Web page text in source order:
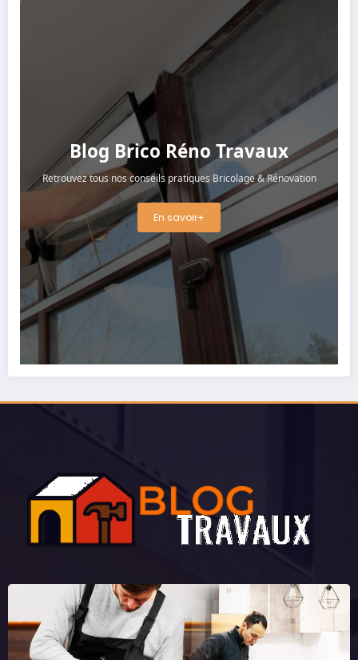
Blog Brico Réno Travaux
Retrouvez tous nos conseils pratiques Bricolage & Rénovation
En savoir+